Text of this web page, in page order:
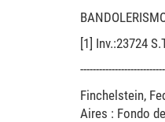
[1] Inv.:23724
Finchelstein,
Aires : Fondo